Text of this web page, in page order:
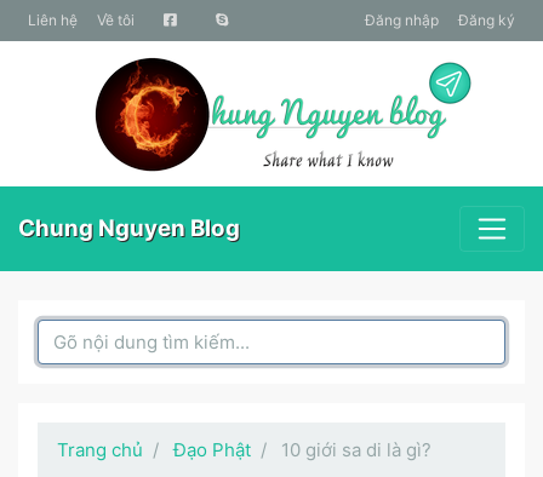
liên hệ Về tôi Đăng nhập Đăng ký
Chung Nguyen Blog
Search Box
Trang chủ Đạo Phật 10 giới sa di là gì?